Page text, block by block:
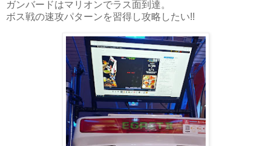
ガンバードはマリオンでラス面到達。
ボス戦の速攻パターンを習得し攻略したい!!